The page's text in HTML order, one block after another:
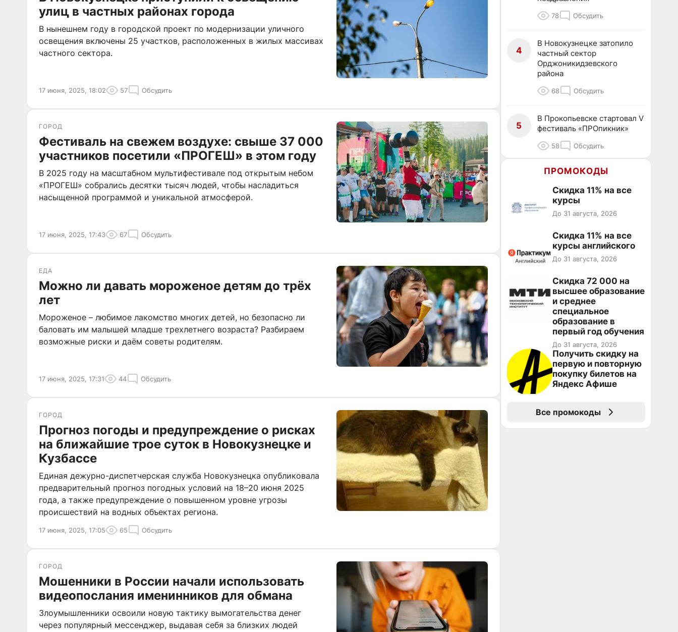
улиц в частных районах города
В нынешнем году в городской проект по модернизации уличного
освещения включены 25 участков, расположенных в жилых массивах
частного сектора.
17 июня, 2025, 18:02 57 Обсудить
ГОРОД
Фестиваль на свежем воздухе: свыше 37 000
участников посетили «ПРОГЕШ» в этом году
В 2025 году на масштабном мультифестивале под открытым небом
«ПРОГЕШ» собрались десятки тысяч людей, чтобы насладиться
насыщенной программой и уникальной атмосферой.
17 июня, 2025, 17:43 67 Обсудить
ЕДА
Можно ли давать мороженое детям до трёх
лет
Мороженое – любимое лакомство многих детей, но безопасно ли
баловать им малышей младше трехлетнего возраста? Разбираем
возможные риски и даём советы родителям.
17 июня, 2025, 17:31 44 Обсудить
ГОРОД
Прогноз погоды и предупреждение о рисках
на ближайшие трое суток в Новокузнецке и
Кузбассе
Единая дежурно-диспетчерская служба Новокузнецка опубликовала
предварительный прогноз погодных условий на 18–20 июня 2025
года, а также предупреждение о повышенном уровне угрозы
происшествий на водных объектах региона.
17 июня, 2025, 17:05 65 Обсудить
ГОРОД
Мошенники в России начали использовать
видеопослания именинников для обмана
Злоумышленники освоили новую тактику вымогательства денег
через популярный мессенджер, выдавая себя за близких людей
78 Обсудить
4
В Новокузнецке затопило
частный сектор
Орджоникидзевского
района
68 Обсудить
5
В Прокопьевске стартовал V
фестиваль «ПРОпикник»
58 Обсудить
ПРОМОКОДЫ
Скидка 11% на все
курсы
До 31 августа, 2026
Скидка 11% на все
курсы английского
До 31 августа, 2026
Скидка 72 000 на
высшее образование
и среднее
специальное
образование в
первый год обучения
До 31 августа, 2026
Получить скидку на
первую и повторную
покупку билетов на
Яндекс Афише
Все промокоды